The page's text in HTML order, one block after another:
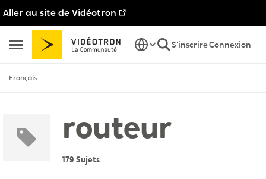
Aller au site de Vidéotron
Ouvrir Menu Latéral
Passer au contenu
S'inscrireConnexion
Français
routeur
179 Sujets